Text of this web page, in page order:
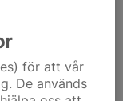
Karl Pantzar
med att skicka
för att vår
De används